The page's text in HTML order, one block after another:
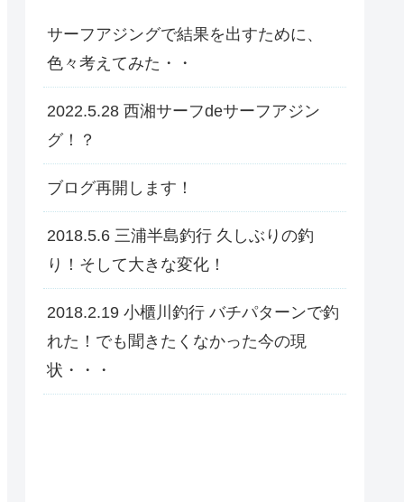
サーフアジングで結果を出すために、
色々考えてみた・・
2022.5.28 西湘サーフdeサーフアジン
グ！？
ブログ再開します！
2018.5.6 三浦半島釣行 久しぶりの釣
り！そして大きな変化！
2018.2.19 小櫃川釣行 バチパターンで釣
れた！でも聞きたくなかった今の現
状・・・